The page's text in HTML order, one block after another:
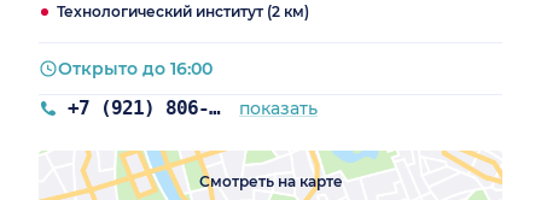
Технологический институт (2 км)
+7 (921) 806-28-73 показать
Открыто до 16:00
Смотреть на карте